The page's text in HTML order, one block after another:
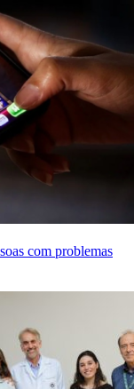
com problemas